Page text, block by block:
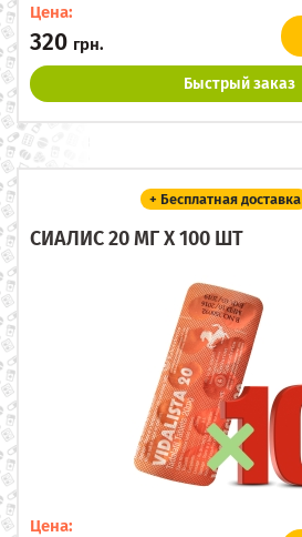
Цена:
320 грн.
Быстрый заказ
+ Бесплатная доставка
СИАЛИС 20 МГ X 100 ШТ
Цена: